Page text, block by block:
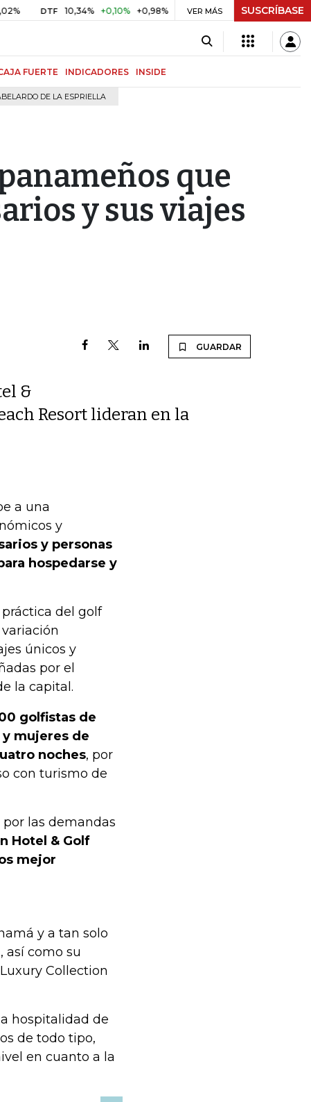
10,34% +0,10% +0,98% UVR $ 416,96 +$ 0,05 +0,01%
VER MÁS SUSCRÍBASE
FUERTE INDICADORES INSIDE
DE LA ESPRIELLA
que
y sus viajes
GUARDAR
&
Resort lideran en la
a una
y
y personas
hospedarse y
del golf
únicos y
por el
la capital.
golfistas de
mujeres de
noches, por
con turismo de
las demandas
Hotel & Golf
mejor
y a tan solo
así como su
Collection
hospitalidad de
de todo tipo,
en cuanto a la